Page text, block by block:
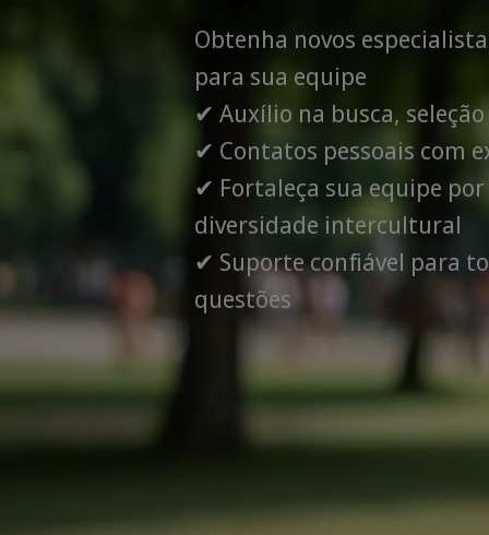
Obtenha novos
para sua equipe
✔ Auxílio na busca,
✔ Contatos pessoais com
✔ Fortaleça sua equipe
diversidade intercultural
✔ Suporte confiável para
questões